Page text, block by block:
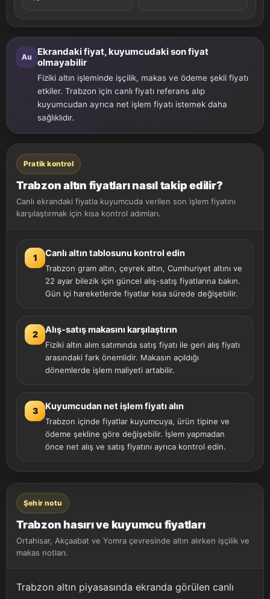
Au
Ekrandaki fiyat, kuyumcudaki son fiyat
olmayabilir
Fiziki altın işleminde işçilik, makas ve ödeme şekli fiyatı
etkiler. Trabzon için canlı fiyatı referans alıp
kuyumcudan ayrıca net işlem fiyatı istemek daha
sağlıklıdır.
Pratik kontrol
Trabzon altın fiyatları nasıl takip edilir?
Canlı ekrandaki fiyatla kuyumcuda verilen son işlem fiyatını
karşılaştırmak için kısa kontrol adımları.
1 Canlı altın tablosunu kontrol edin
Trabzon gram altın, çeyrek altın, Cumhuriyet altını ve
22 ayar bilezik için güncel alış-satış fiyatlarına bakın.
Gün içi hareketlerde fiyatlar kısa sürede değişebilir.
2 Alış-satış makasını karşılaştırın
Fiziki altın alım satımında satış fiyatı ile geri alış fiyatı
arasındaki fark önemlidir. Makasın açıldığı
dönemlerde işlem maliyeti artabilir.
3 Kuyumcudan net işlem fiyatı alın
Trabzon içinde fiyatlar kuyumcuya, ürün tipine ve
ödeme şekline göre değişebilir. İşlem yapmadan
önce net alış ve satış fiyatını ayrıca kontrol edin.
Şehir notu
Trabzon hasırı ve kuyumcu fiyatları
Ortahisar, Akçaabat ve Yomra çevresinde altın alırken işçilik ve
makas notları.
Trabzon altın piyasasında ekranda görülen canlı